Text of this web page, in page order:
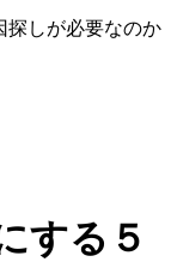
探しが必要なのか
する５